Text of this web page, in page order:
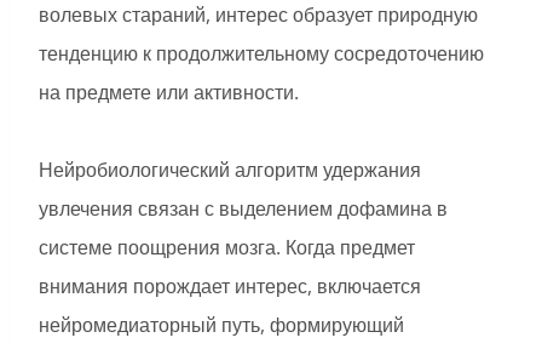
волевых стараний, интерес образует природную
тенденцию к продолжительному сосредоточению
на предмете или активности.
Нейробиологический алгоритм удержания
увлечения связан с выделением дофамина в
системе поощрения мозга. Когда предмет
внимания порождает интерес, включается
нейромедиаторный путь, формирующий